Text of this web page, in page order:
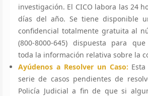
investigación. El CICO labora las 24
días del año. Se tiene disponible
confidencial totalmente gratuita al
(800-8000-645) dispuesta para
toda la información relativa sobre la
Ayúdenos a Resolver un Caso:
serie de casos pendientes de
Policía Judicial a fin de que si